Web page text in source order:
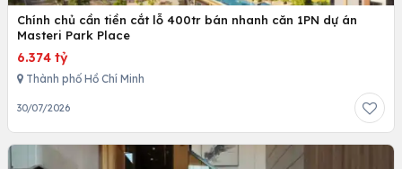
Chính chủ cần tiền cắt lỗ 400tr bán nhanh căn 1PN dự án
Masteri Park Place
6.374 tỷ
Thành phố Hồ Chí Minh
30/07/2026